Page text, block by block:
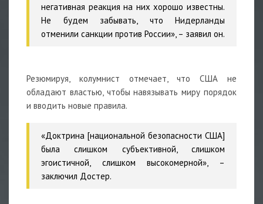
негативная реакция на них хорошо известны.
Не будем забывать, что Нидерланды
отменили санкции против России», – заявил он.
Резюмируя, колумнист отмечает, что США не
обладают властью, чтобы навязывать миру порядок
и вводить новые правила.
«Доктрина [национальной безопасности США]
была слишком субъективной, слишком
эгоистичной, слишком высокомерной», –
заключил Достер.